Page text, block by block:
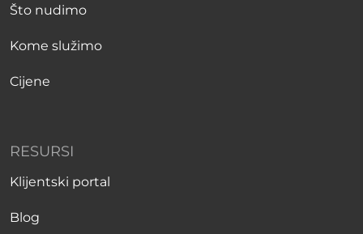
Što nudimo
Kome služimo
Cijene
RESURSI
Klijentski portal
Blog